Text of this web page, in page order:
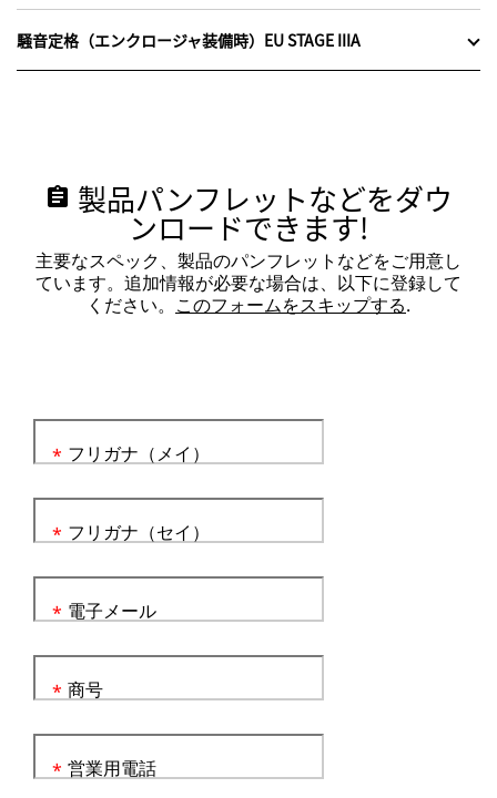
騒音定格（エンクロージャ装備時）EU STAGE IIIA
assignment 製品パンフレットなどをダウ
ンロードできます!
主要なスペック、製品のパンフレットなどをご用意し
ています。追加情報が必要な場合は、以下に登録して
ください。 このフォームをスキップする.
フリガナ（メイ）
*
フリガナ（セイ）
*
電子メール
*
商号
*
営業用電話
*